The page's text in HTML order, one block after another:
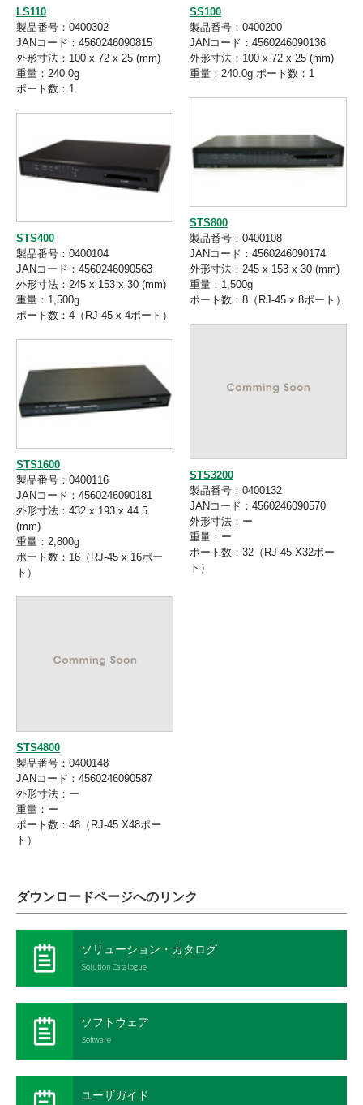
LS110
製品番号：0400302
JANコード：4560246090815
外形寸法：100 x 72 x 25 (mm)
重量：240.0g
ポート数：1
STS400
製品番号：0400104
JANコード：4560246090563
外形寸法：245 x 153 x 30 (mm)
重量：1,500g
ポート数：4（RJ-45 x 4ポート）
STS1600
製品番号：0400116
JANコード：4560246090181
外形寸法：432 x 193 x 44.5
(mm)
重量：2,800g
ポート数：16（RJ-45 x 16ポー
ト）
STS4800
製品番号：0400148
JANコード：4560246090587
外形寸法：ー
重量：ー
ポート数：48（RJ-45 X48ポー
ト）
SS100
製品番号：0400200
JANコード：4560246090136
外形寸法：100 x 72 x 25 (mm)
重量：240.0g ポート数：1
STS800
製品番号：0400108
JANコード：4560246090174
外形寸法：245 x 153 x 30 (mm)
重量：1,500g
ポート数：8（RJ-45 x 8ポート）
STS3200
製品番号：0400132
JANコード：4560246090570
外形寸法：ー
重量：ー
ポート数：32（RJ-45 X32ポー
ト）
ダウンロードページへのリンク
ソリューション・カタログ
Solution Catalogue
ソフトウェア
Software
ユーザガイド